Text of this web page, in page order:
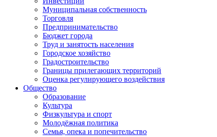
Муниципальная собственность
Торговля
Предпринимательство
Бюджет города
Труд и занятость населения
Городское хозяйство
Градостроительство
Границы прилегающих территорий
Оценка регулирующего воздействия
Общество
Образование
Культура
Физкультура и спорт
Молодёжная политика
Семья, опека и попечительство